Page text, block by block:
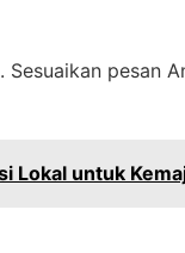
pesan
Lokal untuk